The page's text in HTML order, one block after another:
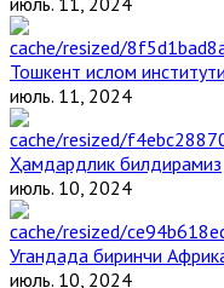
Тошкент ислом
июль. 11, 2024
Ҳамдардлик билдирамиз
июль. 10, 2024
Угандада биринчи
июль. 10, 2024